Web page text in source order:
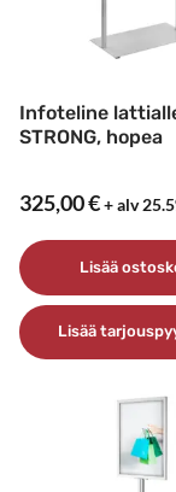
Infoteline
STRONG, hopea
325,00€+ alv
Lisää
Lisää